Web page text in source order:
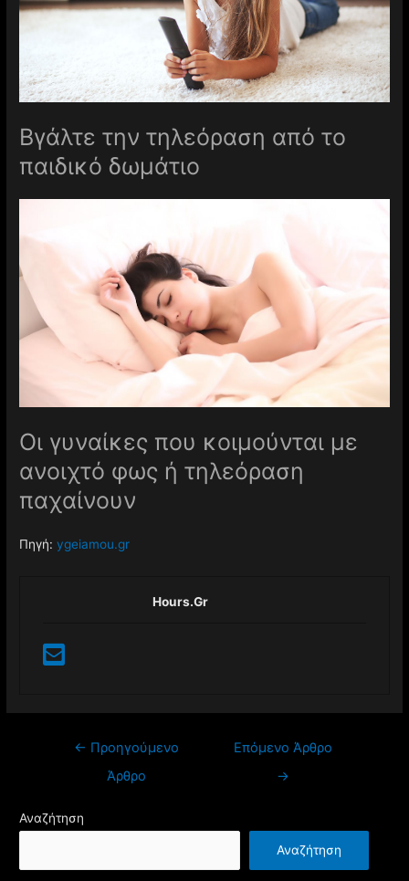
Βγάλτε την τηλεόραση από το
παιδικό δωμάτιο
Οι γυναίκες που κοιμούνται με
ανοιχτό φως ή τηλεόραση
παχαίνουν
Πηγή:ygeiamou.gr
Hours.gr
← Προηγούμενο
Άρθρο
Επόμενο Άρθρο
→
Αναζήτηση
Αναζήτηση